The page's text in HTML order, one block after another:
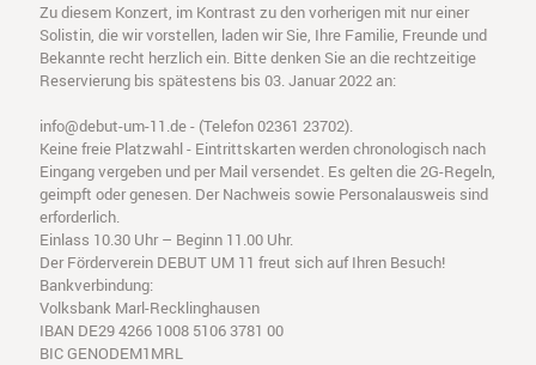
Zu diesem Konzert, im Kontrast zu den vorherigen mit nur einer
Solistin, die wir vorstellen, laden wir Sie, Ihre Familie, Freunde und
Bekannte recht herzlich ein. Bitte denken Sie an die rechtzeitige
Reservierung bis spätestens bis 03. Januar 2022 an:
info@debut-um-11.de - (Telefon 02361 23702).
Keine freie Platzwahl - Eintrittskarten werden chronologisch nach
Eingang vergeben und per Mail versendet. Es gelten die 2G-Regeln,
geimpft oder genesen. Der Nachweis sowie Personalausweis sind
erforderlich.
Einlass 10.30 Uhr – Beginn 11.00 Uhr.
Der Förderverein DEBUT UM 11 freut sich auf Ihren Besuch!
Bankverbindung:
Volksbank Marl-Recklinghausen
IBAN DE29 4266 1008 5106 3781 00
BIC GENODEM1MRL